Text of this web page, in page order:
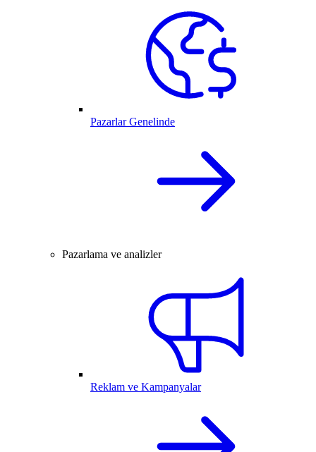
Pazarlar Genelinde
Pazarlama ve analizler
Reklam ve Kampanyalar